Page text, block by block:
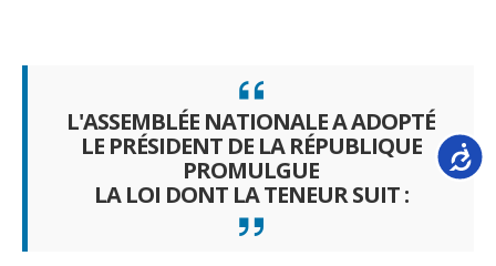
L'ASSEMBLÉE NATIONALE A ADOPTÉ
LE PRÉSIDENT DE LA RÉPUBLIQUE
PROMULGUE
LA LOI DONT LA TENEUR SUIT :